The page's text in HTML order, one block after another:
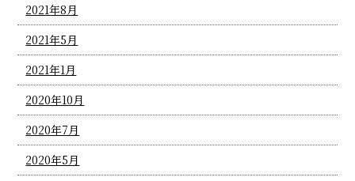
2021年8月
2021年5月
2021年1月
2020年10月
2020年7月
2020年5月